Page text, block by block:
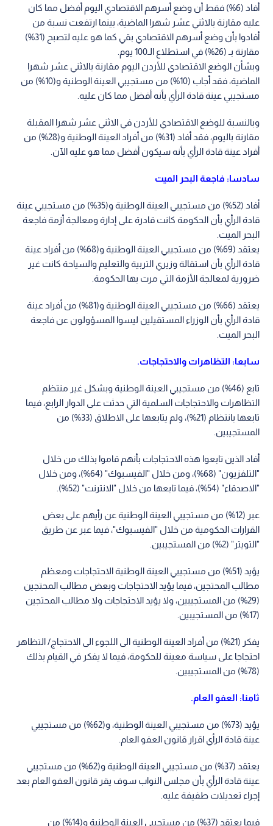
أفاد (6%) فقط أن وضع أسرهم الاقتصادي اليوم أفضل مما كان
عليه مقارنة بالاثني عشر شهرا الماضية، بينما ارتفعت نسبة من
أفادوا بأن وضع أسرهم الاقتصادي بقي كما هو عليه لتصبح (31%)
مقارنة بـ (26%) في استطلاع الـ100 يوم.
وبشأن الوضع الاقتصادي للأردن اليوم مقارنة بالاثني عشر شهرا
الماضية، فقد أجاب (10%) من مستجيبي العينة الوطنية و(10%) من
مستجيبي عينة قادة الرأي بأنه أفضل مما كان عليه.
وبالنسبة للوضع الاقتصادي للأردن في الاثني عشر شهرا المقبلة
مقارنة باليوم، فقد أفاد (31%) من أفراد العينة الوطنية و(28%) من
أفراد عينة قادة الرأي بأنه سيكون أفضل مما هو عليه الآن.
سادسا: فاجعة البحر الميت
أفاد (52%) من مستجيبي العينة الوطنية و(35%) من مستجيبي عينة
قادة الرأي بأن الحكومة كانت قادرة على إدارة ومعالجة أزمة فاجعة
البحر الميت.
يعتقد (69%) من مستجيبي العينة الوطنية و(68%) من أفراد عينة
قادة الرأي بأن استقالة وزيري التربية والتعليم والسياحة كانت غير
ضرورية لمعالجة الأزمة التي مرت بها الحكومة.
يعتقد (66%) من مستجيبي العينة الوطنية و(81%) من أفراد عينة
قادة الرأي بأن الوزراء المستقيلين ليسوا المسؤولون عن فاجعة
البحر الميت.
سابعا: التظاهرات والاحتجاجات.
تابع (46%) من مستجيبي العينة الوطنية وبشكل غير منتظم
التظاهرات والاحتجاجات السلمية التي حدثت على الدوار الرابع، فيما
تابعها بانتظام (21%)، ولم يتابعها على الاطلاق (33%) من
المستجيبين.
أفاد الذين تابعوا هذه الاحتجاجات بأنهم قاموا بذلك من خلال
"التلفزيون" (68%)، ومن خلال "الفيسبوك" (64%)، ومن خلال
"الاصدقاء" (54%)، فيما تابعها من خلال "الانترنت" (52%).
عبر (12%) من مستجيبي العينة الوطنية عن رأيهم على بعض
القرارات الحكومية من خلال "الفيسبوك"، فيما عبر عن طريق
"التويتر" (2%) من المستجيبين.
يؤيد (51%) من مستجيبي العينة الوطنية الاحتجاجات ومعظم
مطالب المحتجين، فيما يؤيد الاحتجاجات وبعض مطالب المحتجين
(29%) من المستجيبين، ولا يؤيد الاحتجاجات ولا مطالب المحتجين
(17%) من المستجيبين.
يفكر (21%) من أفراد العينة الوطنية الى اللجوء الى الاحتجاج/ التظاهر
احتجاجا على سياسة معينة للحكومة، فيما لا يفكر في القيام بذلك
(78%) من المستجيبين.
ثامنا: العفو العام.
يؤيد (73%) من مستجيبي العينة الوطنية، و(62%) من مستجيبي
عينة قادة الرأي اقرار قانون العفو العام.
يعتقد (37%) من مستجيبي العينة الوطنية و(62%) من مستجيبي
عينة قادة الرأي بأن مجلس النواب سوف يقر قانون العفو العام بعد
إجراء تعديلات طفيفة عليه.
فيما يعتقد (37%) من مستجيبي العينة الوطنية و(14%) من